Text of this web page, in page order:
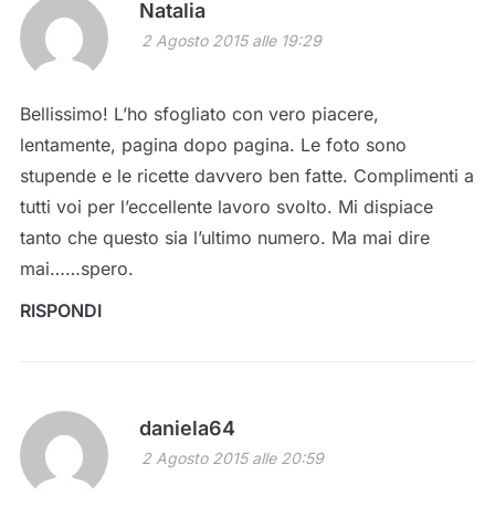
Natalia
2 Agosto 2015 alle 19:29
Bellissimo! L’ho sfogliato con vero piacere,
lentamente, pagina dopo pagina. Le foto sono
stupende e le ricette davvero ben fatte. Complimenti a
tutti voi per l’eccellente lavoro svolto. Mi dispiace
tanto che questo sia l’ultimo numero. Ma mai dire
mai……spero.
RISPONDI
daniela64
2 Agosto 2015 alle 20:59